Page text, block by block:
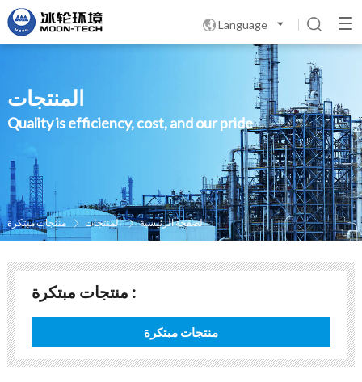
Language 
المنتجات
Quality is efficiency, cost, and our pride
الصفحة الرئيسية  المنتجات  منتجات مبتكرة
منتجات مبتكرة :
منتجات مبتكرة